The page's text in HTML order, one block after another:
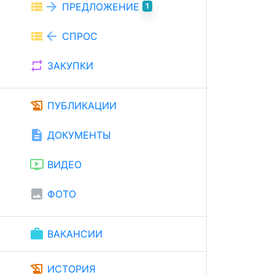
view_list arrow_forward ПРЕДЛОЖЕНИЕ 1
view_list arrow_back СПРОС
repeat ЗАКУПКИ
history_edu ПУБЛИКАЦИИ
description ДОКУМЕНТЫ
ondemand_video ВИДЕО
image ФОТО
work ВАКАНСИИ
history_edu ИСТОРИЯ